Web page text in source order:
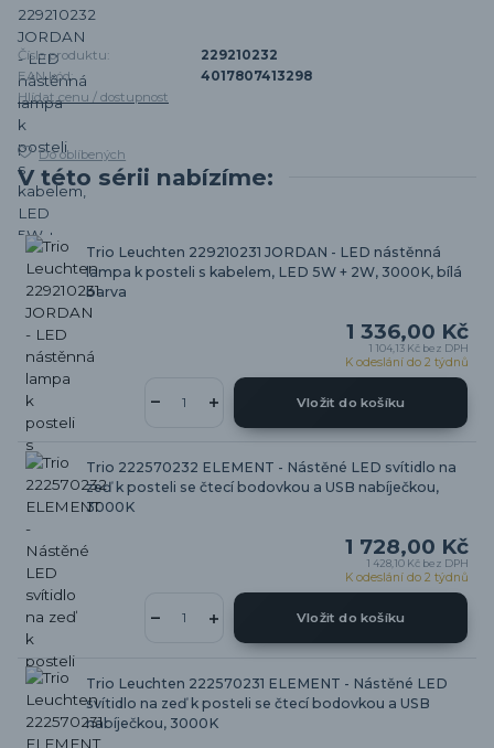
Číslo produktu:
229210232
EAN kód:
4017807413298
Hlídat cenu / dostupnost
Do oblíbených
V této sérii nabízíme:
Trio Leuchten 229210231 JORDAN - LED nástěnná
lampa k posteli s kabelem, LED 5W + 2W, 3000K, bílá
barva
1 336,00 Kč
1 104,13 Kč bez DPH
K odeslání do 2 týdnů
Vložit do košíku
Trio 222570232 ELEMENT - Nástěné LED svítidlo na
zeď k posteli se čtecí bodovkou a USB nabíječkou,
3000K
1 728,00 Kč
1 428,10 Kč bez DPH
K odeslání do 2 týdnů
Vložit do košíku
Trio Leuchten 222570231 ELEMENT - Nástěné LED
svítidlo na zeď k posteli se čtecí bodovkou a USB
nabíječkou, 3000K